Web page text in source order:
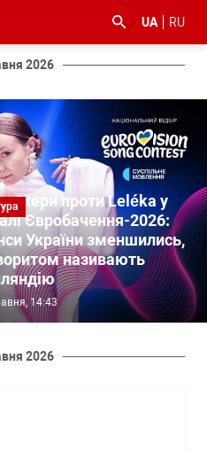
UA RU
2026
проти Leléka у
Євробачення-2026:
України зменшились,
називають
14:43
2026
#Київ #коронавірус